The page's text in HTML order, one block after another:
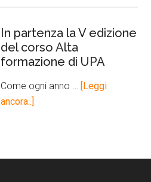
In partenza la V edizione
del corso Alta
formazione di UPA
Come ogni anno … [Leggi
ancora..]